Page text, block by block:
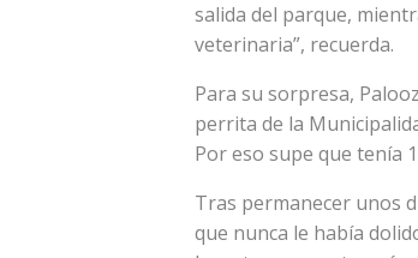
salida del parque,
veterinaria”, recuerda.
Para su sorpresa,
perrita de la
Por eso supe que tenía
Tras permanecer unos
que nunca le había